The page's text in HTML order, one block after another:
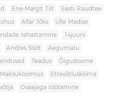
Ene-Margit Tiit Eesti Raudtee
Allar Jõks Ülle Madise
rahastamine 14juuni
Andres Sööt Aegumatu
Teadus Õigusloome
Maksukoormus Ettevõtluskliima
Osaajaga töötamine